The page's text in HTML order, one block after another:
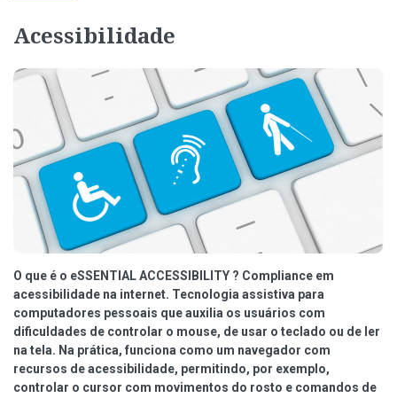
Acessibilidade
O que é o eSSENTIAL ACCESSIBILITY ? Compliance em
acessibilidade na internet. Tecnologia assistiva para
computadores pessoais que auxilia os usuários com
dificuldades de controlar o mouse, de usar o teclado ou de ler
na tela. Na prática, funciona como um navegador com
recursos de acessibilidade, permitindo, por exemplo,
controlar o cursor com movimentos do rosto e comandos de